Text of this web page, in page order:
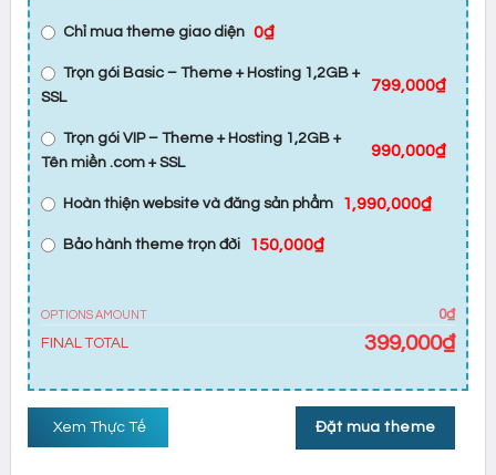
Chỉ mua theme giao diện 0₫
Trọn gói Basic – Theme + Hosting 1,2GB +
SSL
799,000₫
Trọn gói VIP – Theme + Hosting 1,2GB +
Tên miền .com + SSL
990,000₫
Hoàn thiện website và đăng sản phẩm 1,990,000₫
Bảo hành theme trọn đời 150,000₫
OPTIONS AMOUNT
0₫
FINAL TOTAL
399,000₫
Đặt mua theme
Xem Thực Tế